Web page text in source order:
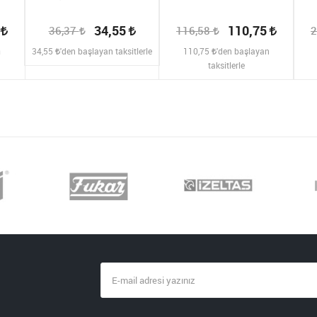
36,37 34,55
34,55 'den başlayan taksitlerle
116,58 110,75
110,75
'den başlayan
taksitlerle